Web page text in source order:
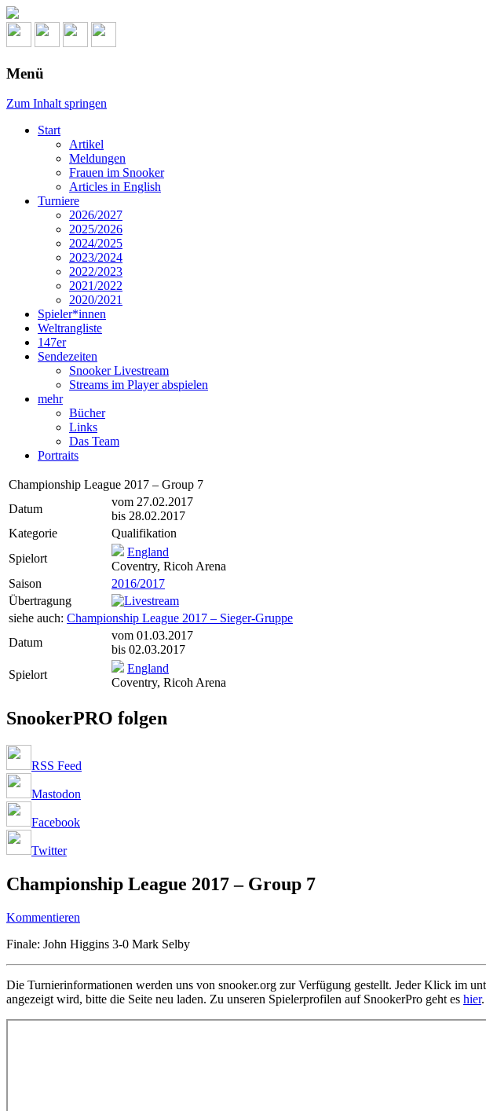
Menü
Zum Inhalt springen
Start
Artikel
Meldungen
Frauen im Snooker
Articles in English
Turniere
2026/2027
2025/2026
2024/2025
2023/2024
2022/2023
2021/2022
2020/2021
Spieler*innen
Weltrangliste
147er
Sendezeiten
Snooker Livestream
Streams im Player abspielen
mehr
Bücher
Links
Das Team
Portraits
Championship League 2017 – Group 7
Datum
vom 27.02.2017
bis 28.02.2017
Kategorie
Qualifikation
Spielort
England
Coventry, Ricoh Arena
Saison
2016/2017
Übertragung
siehe auch: Championship League 2017 – Sieger-Gruppe
Datum
vom 01.03.2017
bis 02.03.2017
Spielort
England
Coventry, Ricoh Arena
SnookerPRO folgen
RSS Feed
Mastodon
Facebook
Twitter
Championship League 2017 – Group 7
Kommentieren
Finale: John Higgins 3-0 Mark Selby
Die Turnierinformationen werden uns von snooker.org zur Verfügung gestellt. Jeder Klick im
angezeigt wird, bitte die Seite neu laden. Zu unseren Spielerprofilen auf SnookerPro geht es hier.